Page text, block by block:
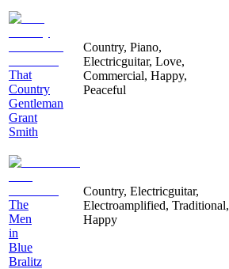
That
Country
Gentleman
Grant
Smith
Country, Piano,
Electricguitar, Love,
Commercial, Happy,
Peaceful
The
Men
in
Blue
Bralitz
Country, Electricguitar,
Electroamplified, Traditional,
Happy